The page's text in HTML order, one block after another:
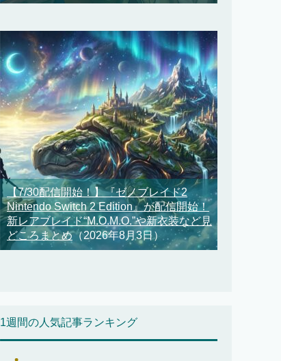
【7/30配信開始！】『ゼノブレイド2
Nintendo Switch 2 Edition』が配信開始！
新レアブレイド“M.O.M.O.”や新衣装など見
どころまとめ（2026年8月3日）
1週間の人気記事ランキング